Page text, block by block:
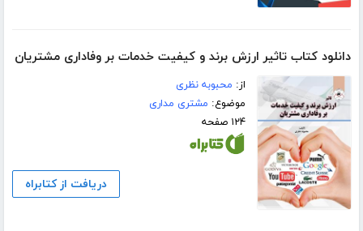
دانلود کتاب تاثیر ارزش برند و کیفیت خدمات بر وفاداری مشتریان
از: محبوبه نظری
موضوع: مشتری مداری
۱۲۴ صفحه
دریافت از کتابراه